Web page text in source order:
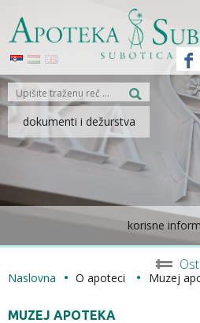
dokumenti i dežurstva
korisne
Naslovna O apoteci Muzej
MUZEJ APOTEKA